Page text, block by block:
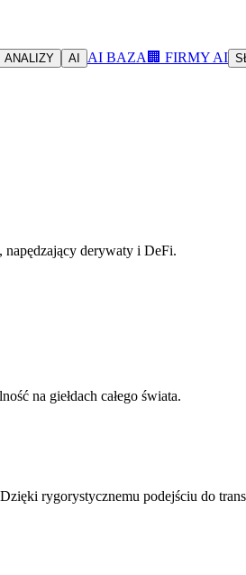
ANALIZY AI AI BAZA 🏢 FIRMY AI
derywaty i DeFi.
na giełdach całego świata.
rygorystycznemu podejściu do